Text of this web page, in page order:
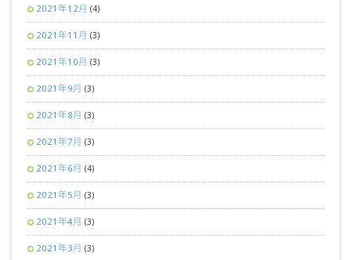
2021年12月 (4)
2021年11月 (3)
2021年10月 (3)
2021年9月 (3)
2021年8月 (3)
2021年7月 (3)
2021年6月 (4)
2021年5月 (3)
2021年4月 (3)
2021年3月 (3)